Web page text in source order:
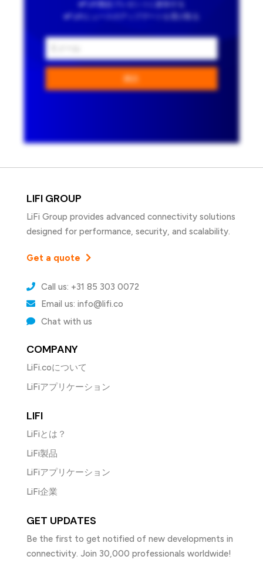
購読
LIFI GROUP
LiFi Group provides advanced connectivity solutions
designed for performance, security, and scalability.
Get a quote
Call us: +31 85 303 0072
Email us: info@lifi.co
Chat with us
COMPANY
LiFi.coについて
LiFiアプリケーション
LIFI
LiFiとは？
LiFi製品
LiFiアプリケーション
LiFi企業
GET UPDATES
Be the first to get notified of new developments in
connectivity. Join 30,000 professionals worldwide!